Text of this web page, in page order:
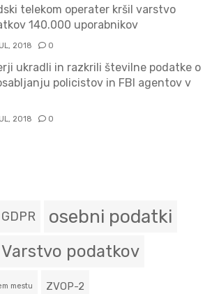
telekom operater kršil varstvo
140.000 uporabnikov
2018 0
ukradli in razkrili številne podatke o
policistov in FBI agentov v
2018 0
GDPR osebni podatki
Varstvo podatkov
mestu ZVOP-2